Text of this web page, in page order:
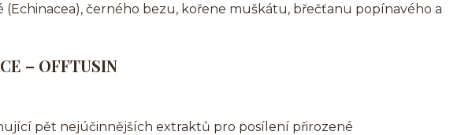
černého bezu, kořene muškátu, břečťanu popínavého a
– OFFTUSIN
pět nejúčinnějších extraktů pro posílení přirozené